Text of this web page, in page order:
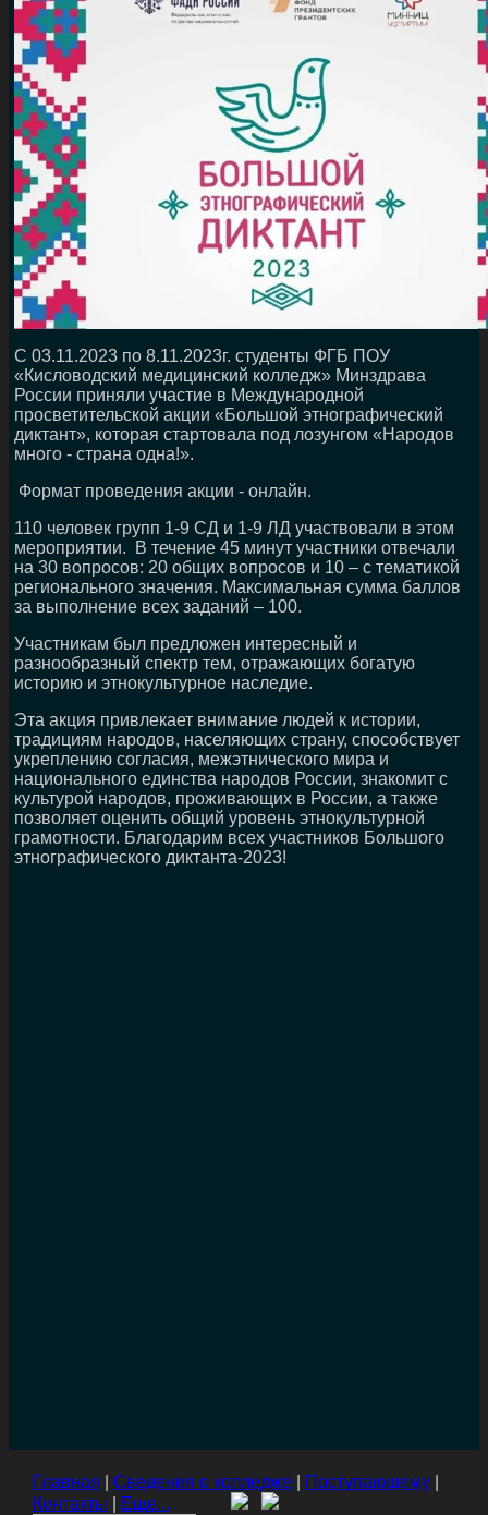
С 03.11.2023 по 8.11.2023г. студенты ФГБ ПОУ
«Кисловодский медицинский колледж» Минздрава
России приняли участие в Международной
просветительской акции «Большой этнографический
диктант», которая стартовала под лозунгом «Народов
много - страна одна!».
Формат проведения акции - онлайн.
110 человек групп 1-9 СД и 1-9 ЛД участвовали в этом
мероприятии. В течение 45 минут участники отвечали
на 30 вопросов: 20 общих вопросов и 10 – с тематикой
регионального значения. Максимальная сумма баллов
за выполнение всех заданий – 100.
Участникам был предложен интересный и
разнообразный спектр тем, отражающих богатую
историю и этнокультурное наследие.
Эта акция привлекает внимание людей к истории,
традициям народов, населяющих страну, способствует
укреплению согласия, межэтнического мира и
национального единства народов России, знакомит с
культурой народов, проживающих в России, а также
позволяет оценить общий уровень этнокультурной
грамотности. Благодарим всех участников Большого
этнографического диктанта-2023!
Главная Сведения о колледже| Поступающему|
Контакты
Еще...